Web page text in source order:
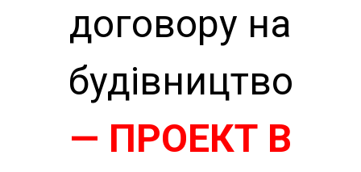
договору на
будівництво
— ПРОЕКТ В